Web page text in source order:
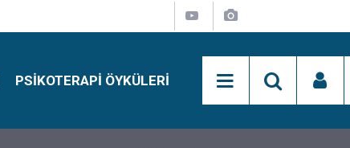
PSIKOTERAPI ÖYKÜLERI